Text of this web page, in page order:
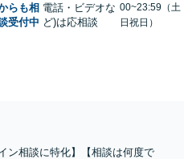
らも相
受付中
電話・ビデオな
ど)は応相談
00~23:59（土
日祝日）
ン相談に特化】【相談は何度で